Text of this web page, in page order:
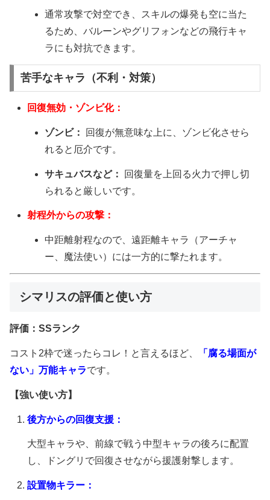
通常攻撃で対空でき、スキルの爆発も空に当た
るため、バルーンやグリフォンなどの飛行キャ
ラにも対抗できます。
苦手なキャラ（不利・対策）
回復無効・ゾンビ化：
ゾンビ：
回復が無意味な上に、ゾンビ化させら
れると厄介です。
サキュバスなど：
回復量を上回る火力で押し切
られると厳しいです。
射程外からの攻撃：
中距離射程なので、遠距離キャラ（アーチャ
ー、魔法使い）には一方的に撃たれます。
シマリスの評価と使い方
評価：SSランク
コスト2枠で迷ったらコレ！と言えるほど、
「腐る場面が
ない」万能キャラです。
【強い使い方】
後方からの回復支援：
大型キャラや、前線で戦う中型キャラの後ろに配置
し、ドングリで回復させながら援護射撃します。
設置物キラー：